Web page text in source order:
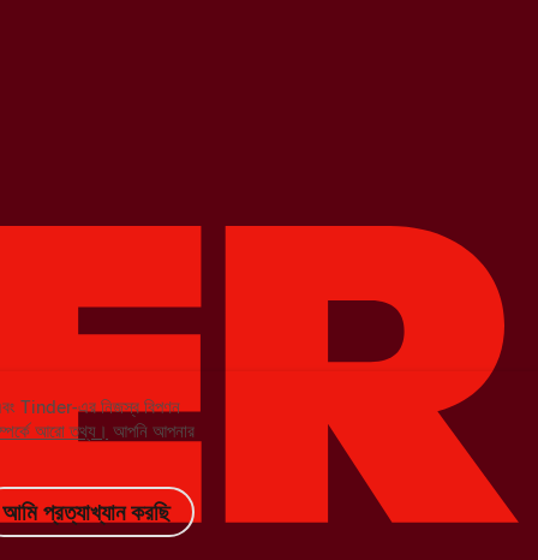
Tinder-এর নিজস্ব বিপণন
আরো তথ্য। আপনি আপনার
আমি প্রত্যাখ্যান করছি